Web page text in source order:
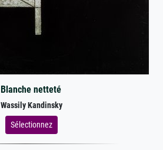
Blanche netteté
Wassily Kandinsky
Sélectionnez